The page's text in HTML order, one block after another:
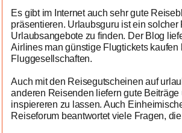
Es gibt im Internet auch sehr gute
präsentieren. Urlaubsguru ist ein
Urlaubsangebote zu finden. Der Blog
Airlines man günstige Flugtickets
Fluggesellschaften.
Auch mit den Reisegutscheinen auf
anderen Reisenden liefern gute
inspiereren zu lassen. Auch
Reiseforum beantwortet viele Fragen,